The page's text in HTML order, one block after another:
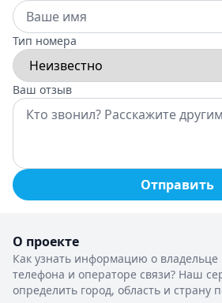
Тип номера
Ваш отзыв
Отправить
О проекте
Как узнать информацию о владельце
телефона и операторе связи? Наш
определить город, область и страну